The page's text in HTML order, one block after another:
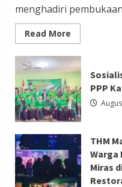
Berita Ekonomi dan
Berita Trending
GIIAS Education
Belajar Interaktif
Sederajat hingga
Redaksi 01 August
menghadiri
Read More
more
Serang
Fair
2026
Jadi
Etalase
UMKM,
Sekda
Deden
Ajak
Masyarakat
Cintai
Produk
Lokal
PPP
THM
Warga
Miras